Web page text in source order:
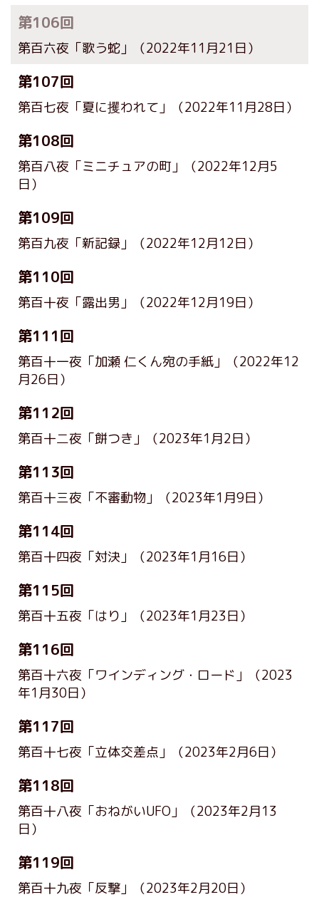
第106回
第百六夜「歌う蛇」 （2022年11月21日）
第107回
第百七夜「夏に攫われて」 （2022年11月28日）
第108回
第百八夜「ミニチュアの町」
（2022年12月5
日）
第109回
第百九夜「新記録」 （2022年12月12日）
第110回
第百十夜「露出男」 （2022年12月19日）
第111回
第百十一夜「加瀬 仁くん宛の手紙」
（2022年12
月26日）
第112回
第百十二夜「餅つき」 （2023年1月2日）
第113回
第百十三夜「不審動物」 （2023年1月9日）
第114回
第百十四夜「対決」 （2023年1月16日）
第115回
第百十五夜「はり」 （2023年1月23日）
第116回
第百十六夜「ワインディング・ロード」
（2023
年1月30日）
第117回
第百十七夜「立体交差点」 （2023年2月6日）
第118回
第百十八夜「おねがいUFO」
（2023年2月13
日）
第119回
第百十九夜「反撃」 （2023年2月20日）